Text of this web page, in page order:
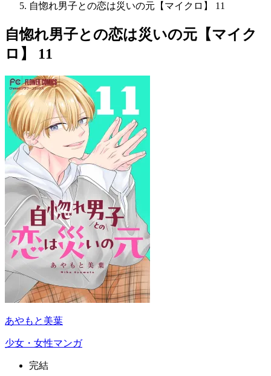
自惚れ男子との恋は災いの元【マイクロ】 11
自惚れ男子との恋は災いの元【マイク
ロ】 11
あやもと美葉
少女・女性マンガ
完結